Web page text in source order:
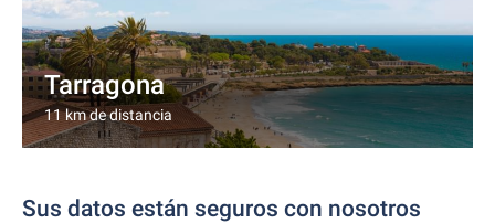
Tarragona
11 km de distancia
Sus datos están seguros con nosotros